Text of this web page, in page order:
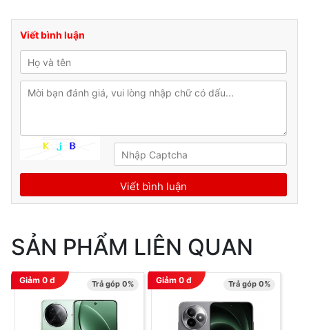
Viết bình luận
SẢN PHẨM LIÊN QUAN
Giảm 0đ Trả góp 0% Giảm 0đ Trả góp 0%